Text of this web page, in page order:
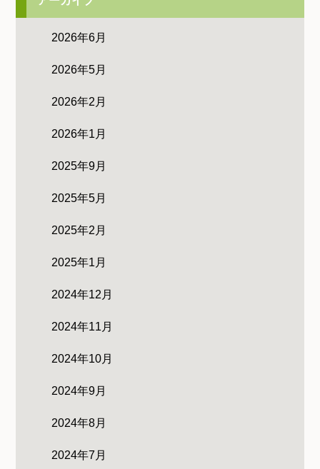
2026年6月
2026年5月
2026年2月
2026年1月
2025年9月
2025年5月
2025年2月
2025年1月
2024年12月
2024年11月
2024年10月
2024年9月
2024年8月
2024年7月